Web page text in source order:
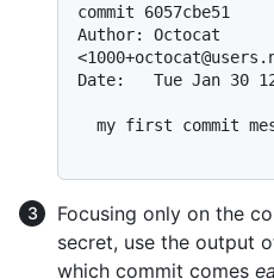
commit 6057cbe51
Author: Octocat
Date:   Tue Jan 30
Focusing only on the
secret, use the output
which commit comes